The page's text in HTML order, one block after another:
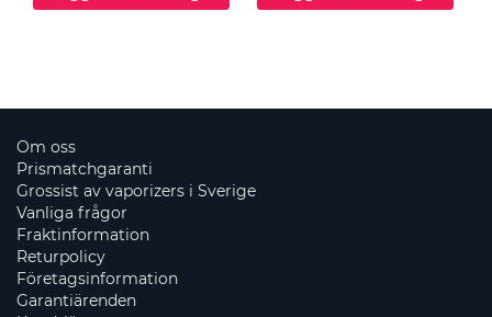
Om oss
Prismatchgaranti
Grossist av vaporizers i Sverige
Vanliga frågor
Fraktinformation
Returpolicy
Företagsinformation
Garantiärenden